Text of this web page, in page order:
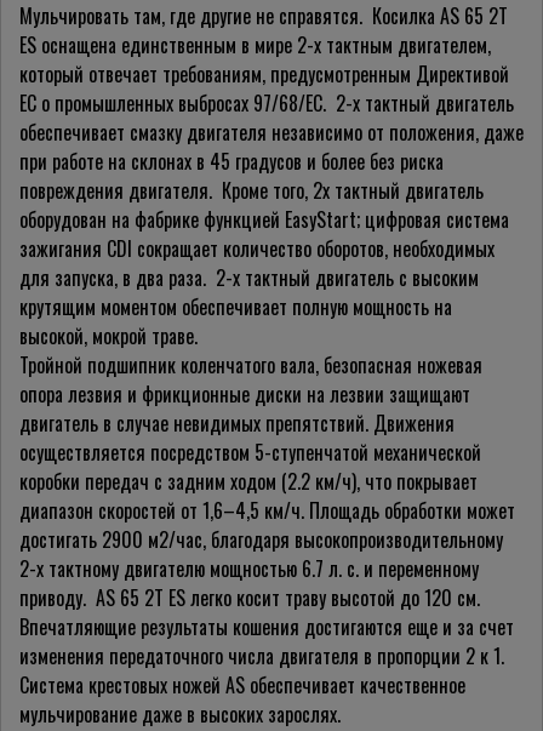
Мульчировать там, где другие не справятся. Косилка AS 65 2T
ES оснащена единственным в мире 2-х тактным двигателем,
который отвечает требованиям, предусмотренным Директивой
ЕС о промышленных выбросах 97/68/ЕС. 2-х тактный двигатель
обеспечивает смазку двигателя независимо от положения, даже
при работе на склонах в 45 градусов и более без риска
повреждения двигателя. Кроме того, 2х тактный двигатель
оборудован на фабрике функцией EasyStart; цифровая система
зажигания CDI сокращает количество оборотов, необходимых
для запуска, в два раза. 2-х тактный двигатель с высоким
крутящим моментом обеспечивает полную мощность на
высокой, мокрой траве.
Тройной подшипник коленчатого вала, безопасная ножевая
опора лезвия и фрикционные диски на лезвии защищают
двигатель в случае невидимых препятствий. Движения
осуществляется посредством 5-ступенчатой механической
коробки передач с задним ходом (2.2 км/ч), что покрывает
диапазон скоростей от 1,6–4,5 км/ч. Площадь обработки может
достигать 2900 м2/час, благодаря высокопроизводительному
2-х тактному двигателю мощностью 6.7 л. с. и переменному
приводу. AS 65 2T ES легко косит траву высотой до 120 см.
Впечатляющие результаты кошения достигаются еще и за счет
изменения передаточного числа двигателя в пропорции 2 к 1.
Система крестовых ножей AS обеспечивает качественное
мульчирование даже в высоких зарослях.